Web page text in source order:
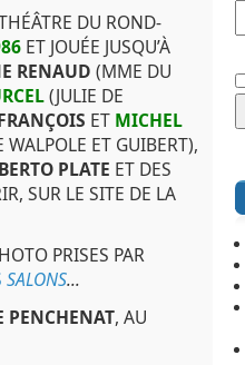
DU ROND-
ET JOUÉE JUSQU’À
RENAUD (MME DU
(JULIE DE
ET MICHEL
WALPOLE ET GUIBERT),
PLATE ET DES
SUR LE SITE DE LA
PRISES PAR
SALONS…
PENCHENAT, AU